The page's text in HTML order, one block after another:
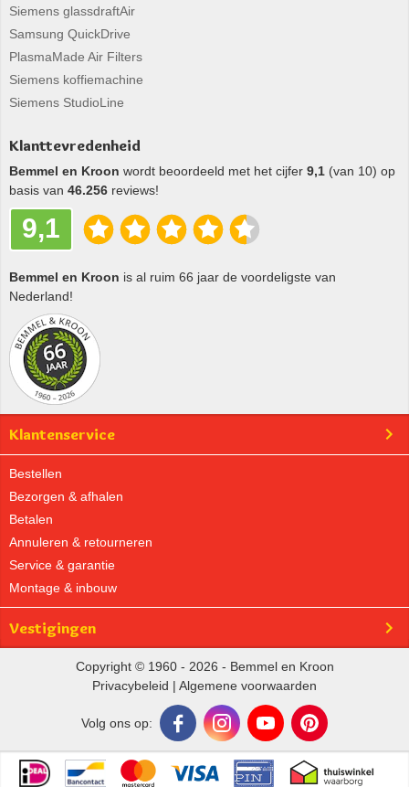
Siemens glassdraftAir
Samsung QuickDrive
PlasmaMade Air Filters
Siemens koffiemachine
Siemens StudioLine
Klanttevredenheid
Bemmel en Kroon wordt beoordeeld met het cijfer 9,1 (van 10) op
basis van 46.256 reviews!
9,1
Bemmel en Kroon is al ruim 66 jaar de voordeligste van
Nederland!
Klantenservice
Bestellen
Bezorgen & afhalen
Betalen
Annuleren & retourneren
Service & garantie
Montage & inbouw
Vestigingen
Copyright © 1960 - 2026 - Bemmel en Kroon
Privacybeleid | Algemene voorwaarden
Volg ons op: